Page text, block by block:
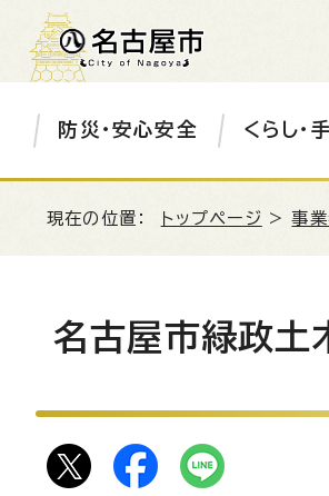
防災・安心安全 くらし・
現在の位置： トップページ >事
名古屋市緑政土